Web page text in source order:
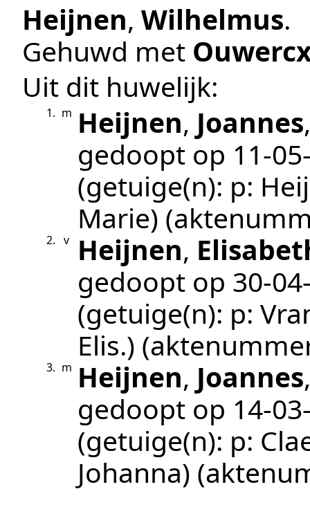
Heijnen, Wilhelmus.
Gehuwd met
Uit dit huwelijk:
1. m Heijnen, Joannes
gedoopt op
(getuige(n): p:
Marie)
2. v Heijnen,
gedoopt op
(getuige(n): p:
Elis.)
3. m Heijnen, Joannes
gedoopt op
(getuige(n): p:
Johanna)